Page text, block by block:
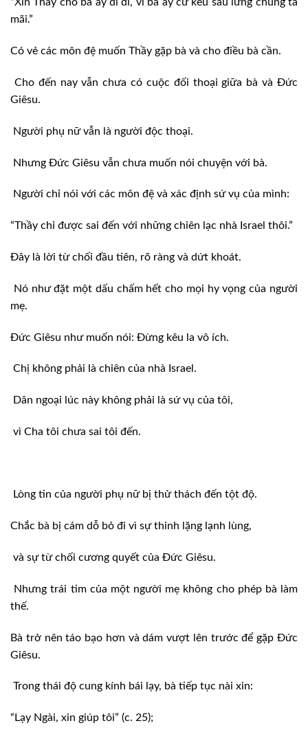
“Xin Thầy cho bà ấy đi đi, vì bà ấy cứ kêu sau lưng chúng ta
mãi.”
Có vẻ các môn đệ muốn Thầy gặp bà và cho điều bà cần.
Cho đến nay vẫn chưa có cuộc đối thoại giữa bà và Đức
Giêsu.
Người phụ nữ vẫn là người độc thoại.
Nhưng Đức Giêsu vẫn chưa muốn nói chuyện với bà.
Người chỉ nói với các môn đệ và xác định sứ vụ của mình:
“Thầy chỉ được sai đến với những chiên lạc nhà Israel thôi.”
Đây là lời từ chối đầu tiên, rõ ràng và dứt khoát.
Nó như đặt một dấu chấm hết cho mọi hy vọng của người
mẹ.
Đức Giêsu như muốn nói: Đừng kêu la vô ích.
Chị không phải là chiên của nhà Israel.
Dân ngoại lúc này không phải là sứ vụ của tôi,
vì Cha tôi chưa sai tôi đến.
Lòng tin của người phụ nữ bị thử thách đến tột độ.
Chắc bà bị cám dỗ bỏ đi vì sự thinh lặng lạnh lùng,
và sự từ chối cương quyết của Đức Giêsu.
Nhưng trái tim của một người mẹ không cho phép bà làm
thế.
Bà trở nên táo bạo hơn và dám vượt lên trước để gặp Đức
Giêsu.
Trong thái độ cung kính bái lạy, bà tiếp tục nài xin:
“Lạy Ngài, xin giúp tôi” (c. 25);